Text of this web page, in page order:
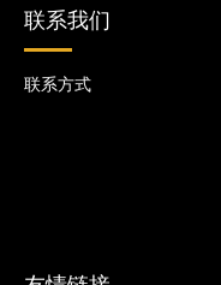
联系我们
联系方式